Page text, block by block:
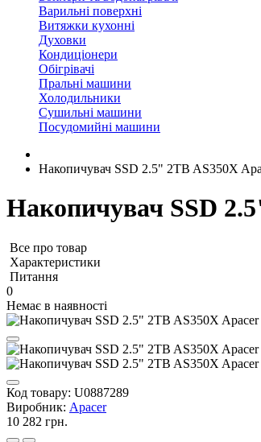
Варильні поверхні
Витяжки кухонні
Духовки
Кондиціонери
Обігрівачі
Пральні машини
Холодильники
Сушильні машини
Посудомийні машини
Накопичувач SSD 2.5" 2TB AS350X
Накопичувач SSD
Все про товар
Характеристики
Питання
0
Немає в наявності
Код товару: U0887289
Виробник: Apacer
10 282 грн.